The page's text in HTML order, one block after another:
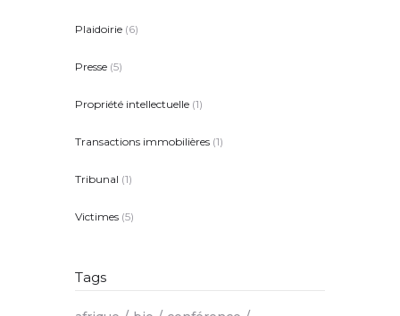
Plaidoirie (6)
Presse (5)
Propriété intellectuelle (1)
Transactions immobilières (1)
Tribunal (1)
Victimes (5)
Tags